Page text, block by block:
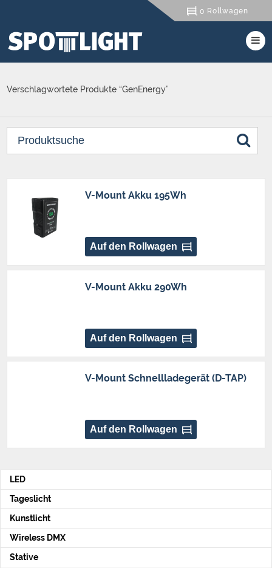
0 Rollwagen
Verschlagwortete Produkte “GenEnergy”
V-Mount Akku 195Wh
Auf den Rollwagen
V-Mount Akku 290Wh
Auf den Rollwagen
V-Mount Schnellladegerät (D-TAP)
Auf den Rollwagen
LED
Tageslicht
Kunstlicht
Wireless DMX
Stative